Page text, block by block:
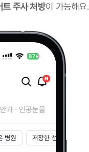
주사 처방이 가능해요.